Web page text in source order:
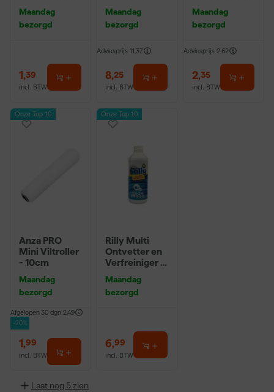
P220
Maandag
bezorgd
1,39
incl. BTW
10 (2cm)
Maandag
bezorgd
Adviesprijs 11,37
8,25
incl. BTW
Maandag
bezorgd
Adviesprijs 2,62
2,35
incl. BTW
Onze Top 10
Anza PRO
Mini Viltroller
- 10cm
Maandag
bezorgd
Afgelopen 30 dgn 2,49
-20%
1,99
incl. BTW
Onze Top 10
Rilly Multi
Ontvetter en
Verfreiniger –
Maandag
bezorgd
6,99
incl. BTW
Laat nog 5 zien